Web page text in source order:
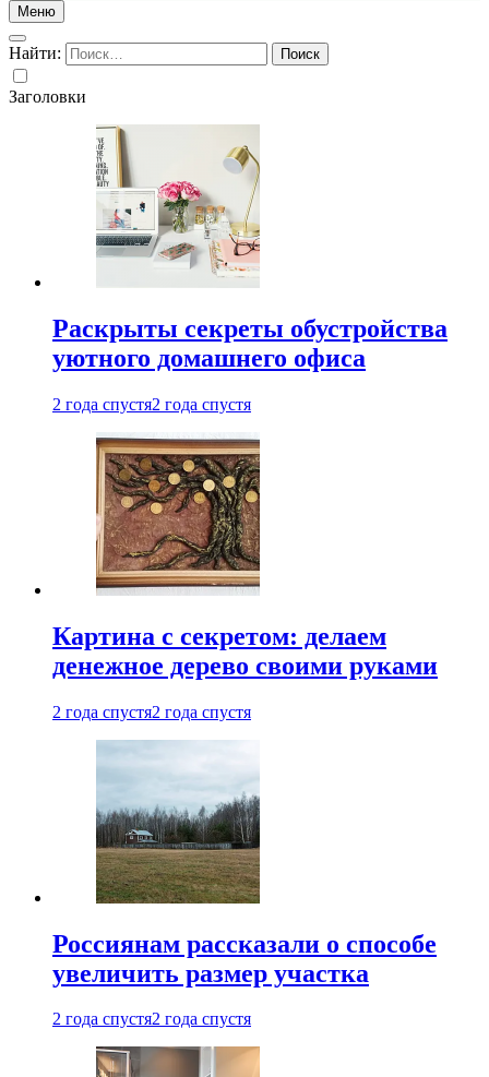
Меню
Найти:
Заголовки
Раскрыты секреты обустройства
уютного домашнего офиса
2 года спустя2 года спустя
Картина с секретом: делаем
денежное дерево своими руками
2 года спустя2 года спустя
Россиянам рассказали о способе
увеличить размер участка
2 года спустя2 года спустя